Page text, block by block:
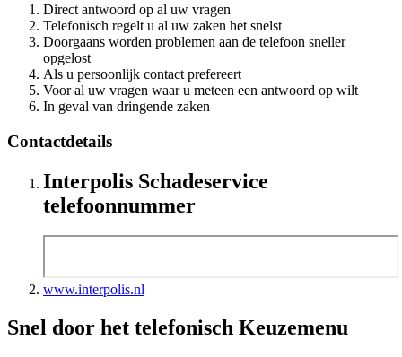
Direct antwoord op al uw vragen
Telefonisch regelt u al uw zaken het snelst
Doorgaans worden problemen aan de telefoon sneller
opgelost
Als u persoonlijk contact prefereert
Voor al uw vragen waar u meteen een antwoord op wilt
In geval van dringende zaken
Contactdetails
Interpolis Schadeservice
telefoonnummer
www.interpolis.nl
Snel door het telefonisch Keuzemenu